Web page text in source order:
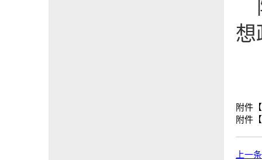
想
附件【
附件【
上一